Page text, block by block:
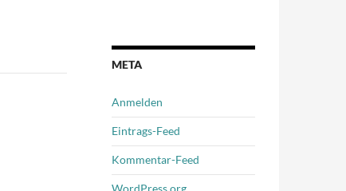
META
Anmelden
Eintrags-Feed
Kommentar-Feed
WordPress.org